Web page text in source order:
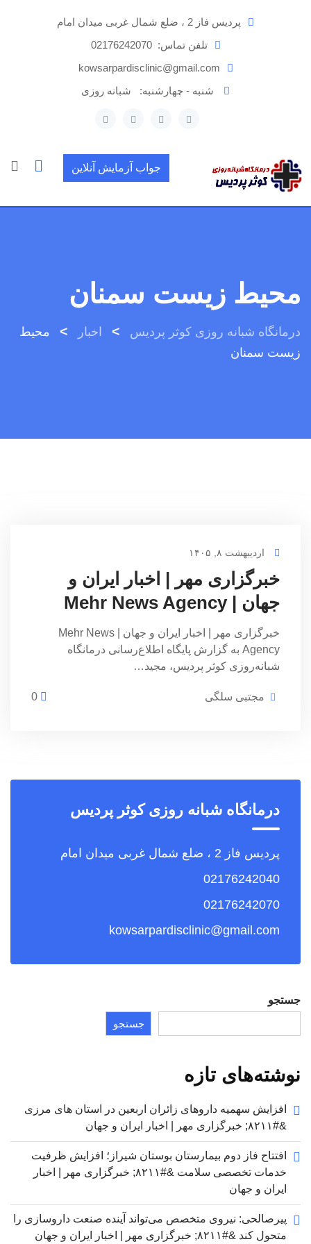
پردیس فاز 2 ، ضلع شمال غربی میدان امام
تلفن تماس:02176242070
kowsarpardisclinic@gmail.com
شنبه - چهارشنبه:
شبانه روزی
جواب آزمایش آنلاین
محيط زیست سمنان
درمانگاه شبانه روزی کوثر پردیس > اخبار >
محيط
زیست سمنان
اردیبهشت ۸, ۱۴۰۵
خبرگزاری مهر | اخبار ایران و
جهان | Mehr News Agency
خبرگزاری مهر | اخبار ایران و جهان | Mehr News
Agency به گزارش پایگاه اطلاع‌رسانی درمانگاه
شبانه‌روزی کوثر پردیس، مجید…
مجتبی سلگی
درمانگاه شبانه روزی کوثر پردیس
پردیس فاز 2 ، ضلع شمال غربی میدان امام
02176242040
02176242070
kowsarpardisclinic@gmail.com
جستجو
جستجو
نوشته‌های تازه
افزایش سهمیه داروهای زائران اربعین در استان های مرزی
&#۸۲۱۱; خبرگزاری مهر | اخبار ایران و جهان
افتتاح فاز دوم بیمارستان بوستان شیراز؛ افزایش ظرفیت
خدمات تخصصی سلامت &#۸۲۱۱; خبرگزاری مهر | اخبار
ایران و جهان
پیرصالحی: نیروی متخصص می‌تواند آینده صنعت داروسازی را
متحول کند &#۸۲۱۱; خبرگزاری مهر | اخبار ایران و جهان